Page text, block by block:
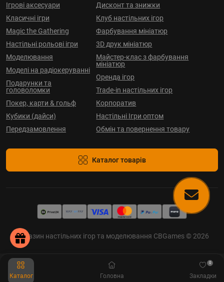
Каталог Головна Закладки
0
Ігрові аксесуари
Класичні ігри
Magic the Gathering
Настільні рольові ігри
Моделювання
Моделі на радіокеруванні
Подарунки та
головоломки
Покер, карти & гольф
Кубики (дайси)
Передзамовлення
Дисконт та знижки
Клуб настільних ігор
Фарбування мініатюр
3D друк мініатюр
Майстер-клас з фарбування
мініатюр
Оренда ігор
Trade-in настільних ігор
Корпоратив
Настільні Ігри оптом
Обмін та повернення товару
Каталог товарів
Магазин настільних ігор та моделювання CBGames © 2026